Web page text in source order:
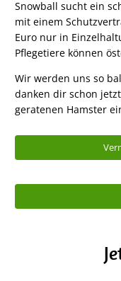
Snowball sucht ein
mit einem
Euro nur in
Pflegetiere können
Wir werden uns so
danken dir schon
geratenen Hamster